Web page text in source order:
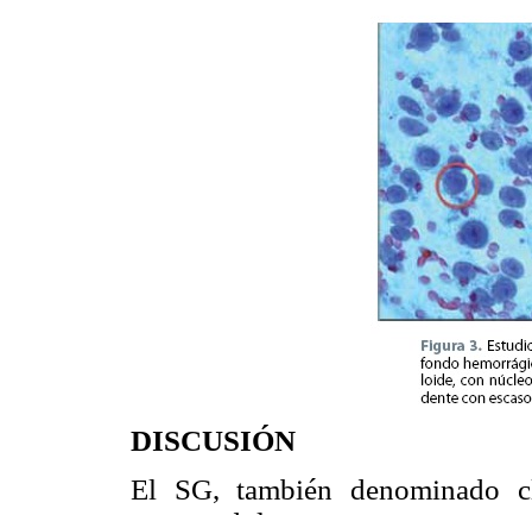
DISCUSIÓN
El SG, también denominado